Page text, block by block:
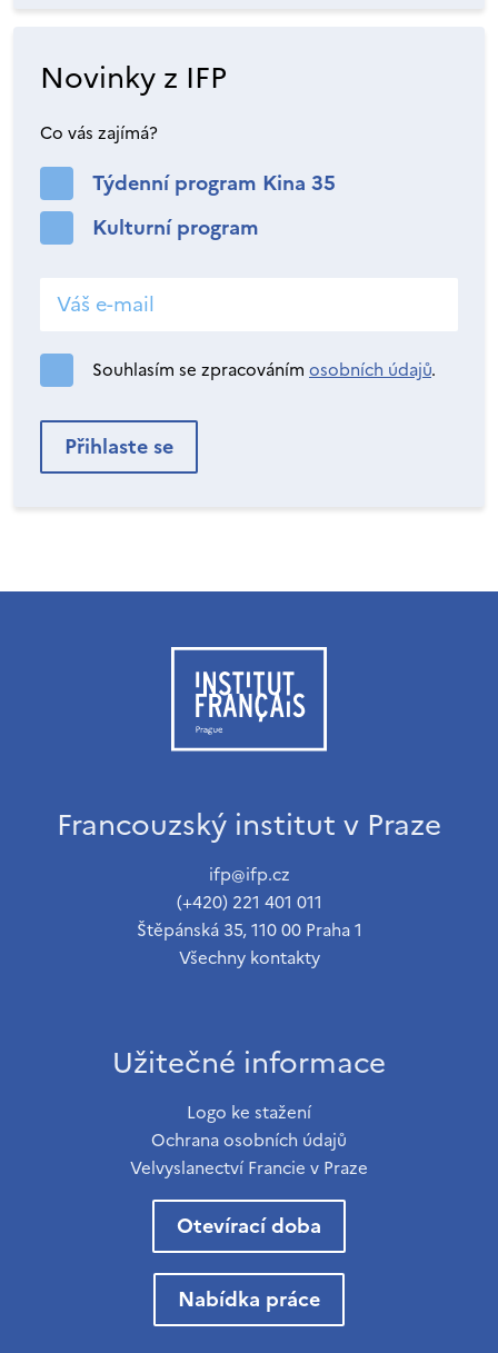
Novinky z IFP
Co vás zajímá?
Týdenní program Kina 35
Kulturní program
Souhlasím se zpracováním osobních údajů.
Francouzský institut v Praze
ifp@ifp.cz
(+420) 221 401 011
Štěpánská 35, 110 00 Praha 1
Všechny kontakty
Užitečné informace
Logo ke stažení
Ochrana osobních údajů
Velvyslanectví Francie v Praze
Otevírací doba
Nabídka práce